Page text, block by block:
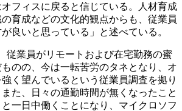
オフィスに戻ると信じている。人材育成
育成などの文化的観点からも、従業員
良いと思っている」と述べている。
、従業員がリモートおよび在宅勤務の蜜
のの、今は一転苦労のタネとなり、オ
く望んでいるという従業員調査を拠り
た、日々の通勤時間が無くなったこと
一日中働くことになり、マイクロソフ